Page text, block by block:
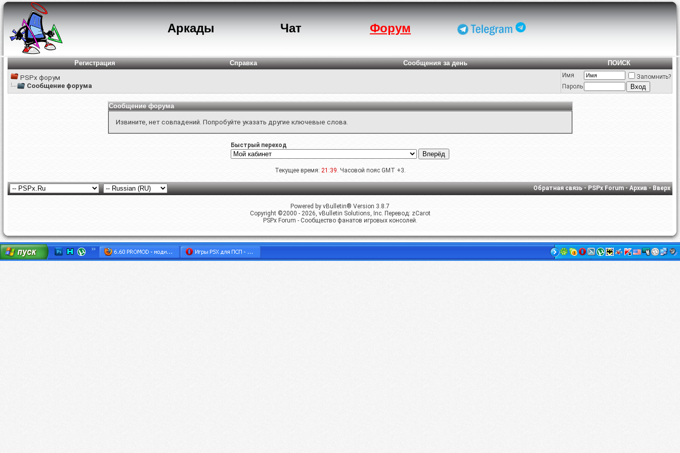
Аркады Чат Форум
Регистрация Справка Сообщения за день
ПОИСК
PSPx форум
Сообщение форума
Имя
Запомнить?
Пароль
Сообщение форума
Извините, нет совпадений. Попробуйте указать другие ключевые слова.
Быстрый переход
Текущее время: 21:39. Часовой пояс GMT +3.
Обратная связь-PSPx Forum-Архив-Вверх
Powered by vBulletin® Version 3.8.7
Copyright ©2000 - 2026, vBulletin Solutions, Inc. Перевод: zCarot
PSPx Forum - Сообщество фанатов игровых консолей.